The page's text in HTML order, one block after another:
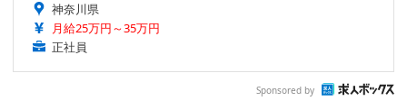
神奈川県
月給25万円～35万円
正社員
Sponsored by